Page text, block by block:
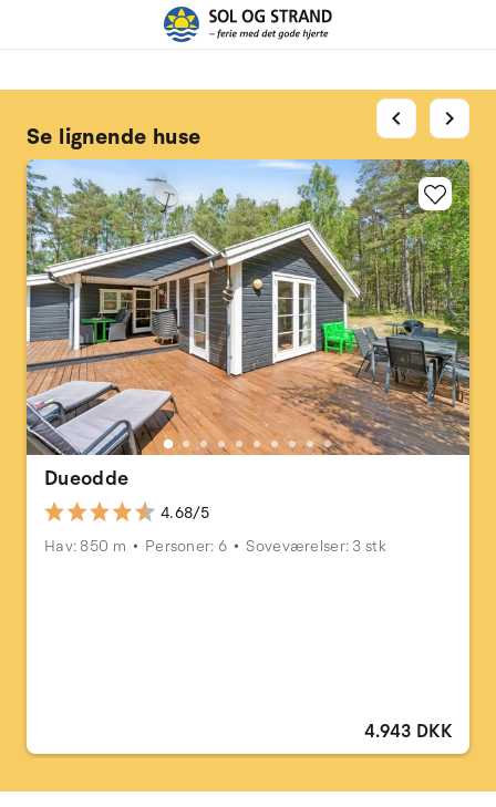
Se lignende huse
Dueodde
4.68/5
Hav: 850 m
Personer: 6 Soveværelser: 3 stk
4.943 DKK
chevron_left chevron_right